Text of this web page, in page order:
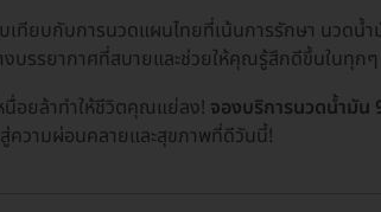
เทียบกับการนวดแผนไทยที่เน้นการรักษา นวดน้
บรรยากาศที่สบายและช่วยให้คุณรู้สึกดีขึ้นในทุก
นื่อยล้าทำให้ชีวิตคุณแย่ลง! จองบริการนวดน้ำมัน
ความผ่อนคลายและสุขภาพที่ดีวันนี้!